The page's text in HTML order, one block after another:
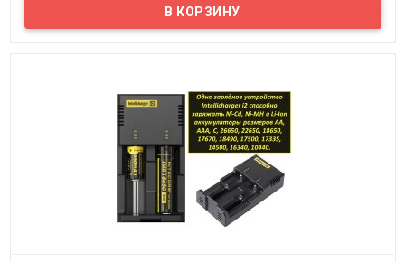
Представляем вам беспроводную портативную Bluetooth
колонку New Rixing NR-2027!